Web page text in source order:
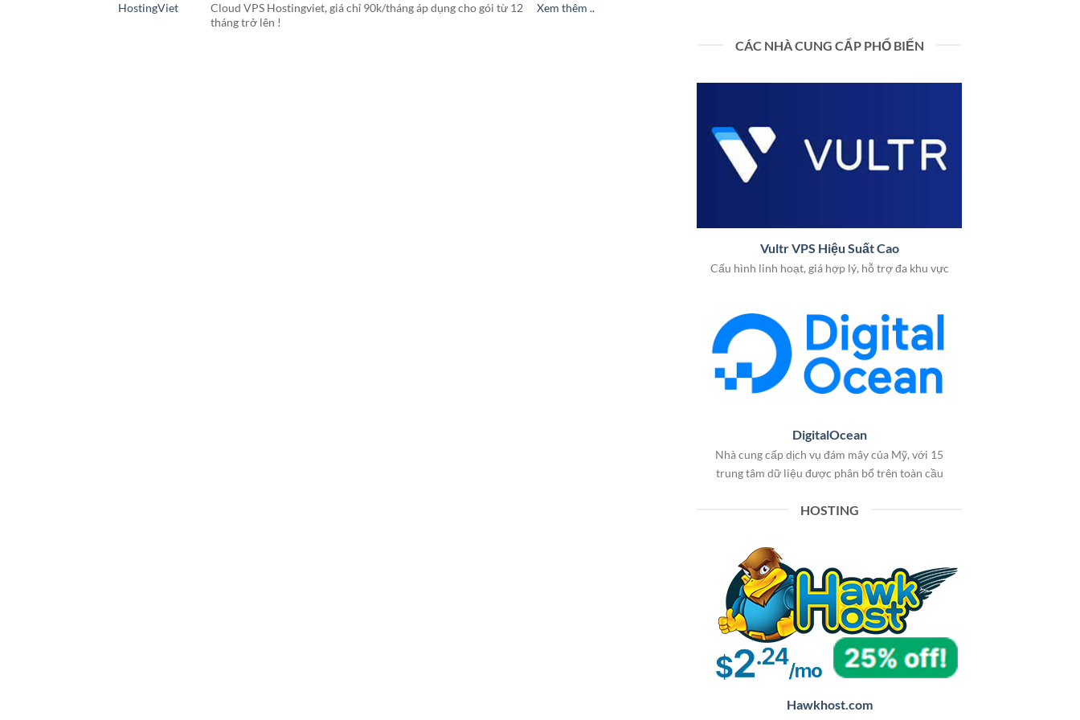
HostingViet
Cloud VPS Hostingviet, giá chỉ 90k/tháng áp dụng cho gói từ 12
tháng trở lên !
Xem thêm ..
CÁC NHÀ CUNG CẤP PHỔ BIẾN
Vultr VPS Hiệu Suất Cao
Cấu hình linh hoạt, giá hợp lý, hỗ trợ đa khu vực
DigitalOcean
Nhà cung cấp dịch vụ đám mây của Mỹ, với 15
trung tâm dữ liệu được phân bổ trên toàn cầu
HOSTING
Hawkhost.com